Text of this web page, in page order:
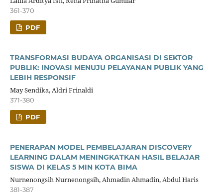
361-370
PDF
TRANSFORMASI BUDAYA ORGANISASI DI SEKTOR
PUBLIK: INOVASI MENUJU PELAYANAN PUBLIK YANG
LEBIH RESPONSIF
May Sendika, Aldri Frinaldi
371-380
PDF
PENERAPAN MODEL PEMBELAJARAN DISCOVERY
LEARNING DALAM MENINGKATKAN HASIL BELAJAR
SISWA DI KELAS 5 MIN KOTA BIMA
Nurnenongsih Nurnenongsih, Ahmadin Ahmadin, Abdul Haris
381-387